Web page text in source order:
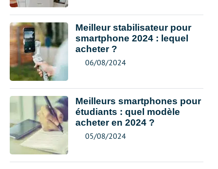
Meilleur stabilisateur pour
smartphone 2024 : lequel
acheter ?
06/08/2024
Meilleurs smartphones pour
étudiants : quel modèle
acheter en 2024 ?
05/08/2024